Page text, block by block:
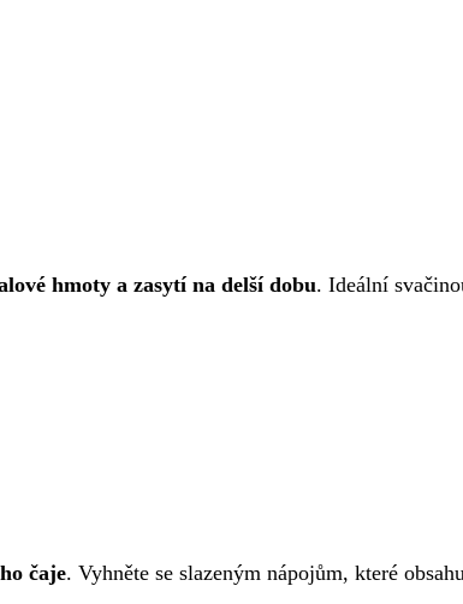
hmoty a zasytí na delší dobu. Ideální
čaje. Vyhněte se slazeným nápojům, které